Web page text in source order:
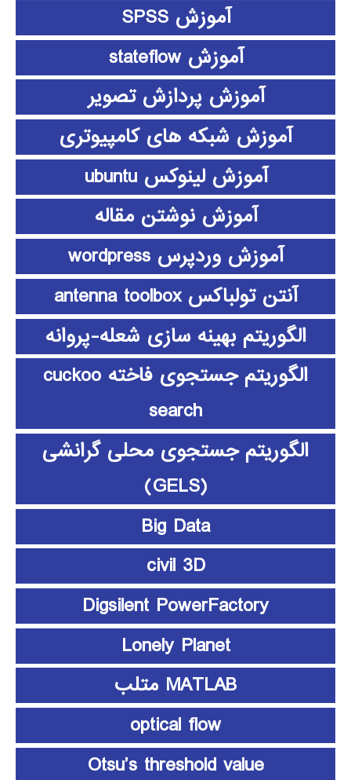
آموزش SPSS
آموزش stateflow
آموزش پردازش تصویر
آموزش شبکه های کامپیوتری
آموزش لینوکس ubuntu
آموزش نوشتن مقاله
آموزش وردپرس wordpress
آنتن تولباکس antenna toolbox
الگوریتم بهینه سازی شعله-پروانه
الگوریتم جستجوی فاخته cuckoo
search
الگوریتم جستجوی محلی گرانشی
(GELS)
Big Data
civil 3D
Digsilent PowerFactory
Lonely Planet
MATLAB متلب
optical flow
Otsu’s threshold value